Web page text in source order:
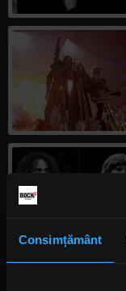
Consimțământ